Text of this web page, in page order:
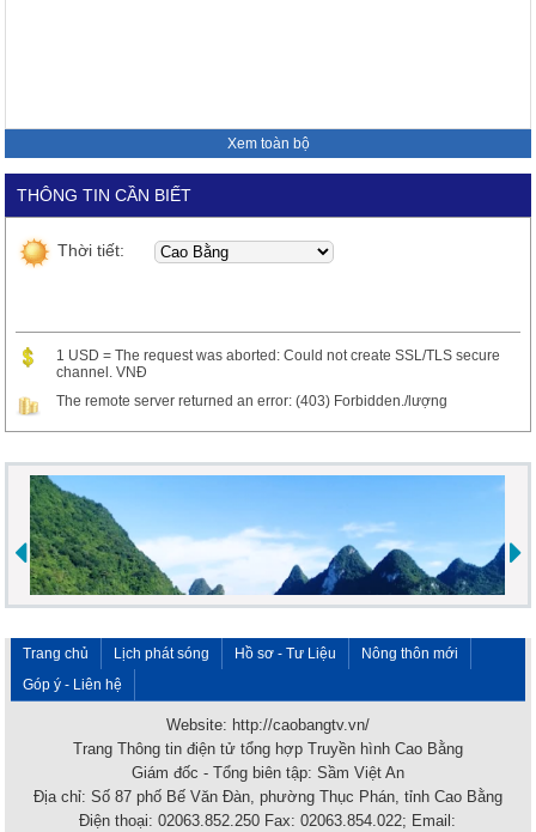
Xem toàn bộ
THÔNG TIN CẦN BIẾT
Thời tiết:
1 USD = The request was aborted: Could not create SSL/TLS secure
channel. VNĐ
The remote server returned an error: (403) Forbidden./lượng
Trang chủ Lịch phát sóng Hồ sơ - Tư Liệu
Nông thôn mới
Góp ý - Liên hệ
Website: http://caobangtv.vn/
Trang Thông tin điện tử tổng hợp Truyền hình Cao Bằng
Giám đốc - Tổng biên tập: Sầm Việt An
Địa chỉ: Số 87 phố Bế Văn Đàn, phường Thục Phán, tỉnh Cao Bằng
Điện thoại: 02063.852.250 Fax: 02063.854.022; Email: